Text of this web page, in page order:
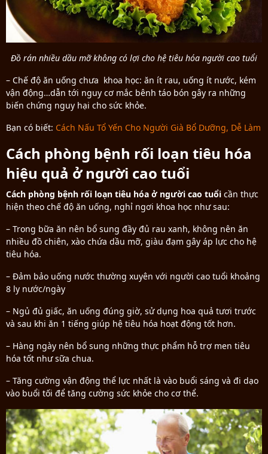
Đồ rán nhiều dầu mỡ không có lợi cho hệ tiêu hóa người cao tuổi
– Chế độ ăn uống chưa khoa học: ăn ít rau, uống ít nước, kém
vận động…dẫn tới nguy cơ mắc bênh táo bón gây ra những
biến chứng nguy hại cho sức khỏe.
Bạn có biết: Cách Nấu Tổ Yến Cho Người Già Bổ Dưỡng, Dễ Làm
Cách phòng bệnh rối loạn tiêu hóa
hiệu quả ở người cao tuổi
Cách phòng bệnh rối loạn tiêu hóa ở người cao tuổi cần thực
hiện theo chế độ ăn uống, nghỉ ngơi khoa học như sau:
– Trong bữa ăn nên bổ sung đầy đủ rau xanh, không nên ăn
nhiều đồ chiên, xào chứa dầu mỡ, giàu đạm gây áp lực cho hệ
tiêu hóa.
– Đảm bảo uống nước thường xuyên với người cao tuổi khoảng
8 ly nước/ngày
– Ngủ đủ giấc, ăn uống đúng giờ, sử dụng hoa quả tươi trước
và sau khi ăn 1 tiếng giúp hệ tiêu hóa hoạt động tốt hơn.
– Hàng ngày nên bổ sung những thực phẩm hỗ trợ men tiêu
hóa tốt như sữa chua.
– Tăng cường vận động thể lực nhất là vào buổi sáng và đi dạo
vào buổi tối để tăng cường sức khỏe cho cơ thể.